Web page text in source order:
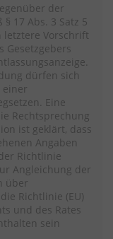
der
17 Abs. 3 Satz 5
letztere Vorschrift
Gesetzgebers
dürfen sich
einer
Eine
Rechtsprechung
ist geklärt, dass
Angaben
Richtlinie
Angleichung der
über
Richtlinie (EU)
und des Rates
sein